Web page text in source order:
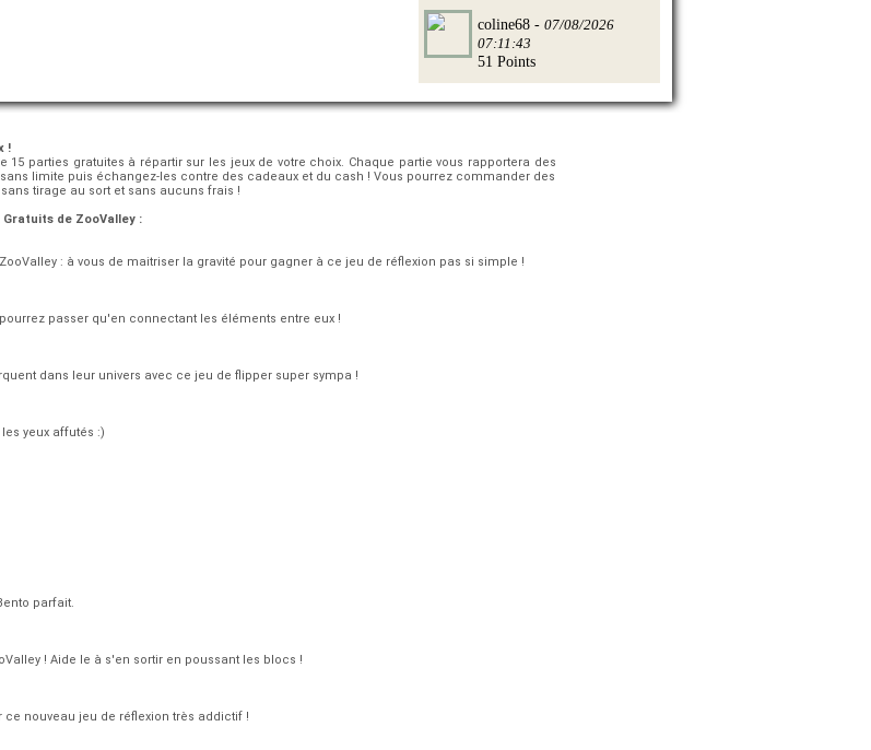
coline68 - 07/08/2026
07:11:43
51 Points
!
parties gratuites à répartir sur les jeux de votre choix. Chaque partie vous rapportera des
limite puis échangez-les contre des cadeaux et du cash ! Vous pourrez commander des
tirage au sort et sans aucuns frais !
de ZooValley :
: à vous de maitriser la gravité pour gagner à ce jeu de réflexion pas si simple !
passer qu'en connectant les éléments entre eux !
dans leur univers avec ce jeu de flipper super sympa !
yeux affutés :)
parfait.
! Aide le à s'en sortir en poussant les blocs !
nouveau jeu de réflexion très addictif !